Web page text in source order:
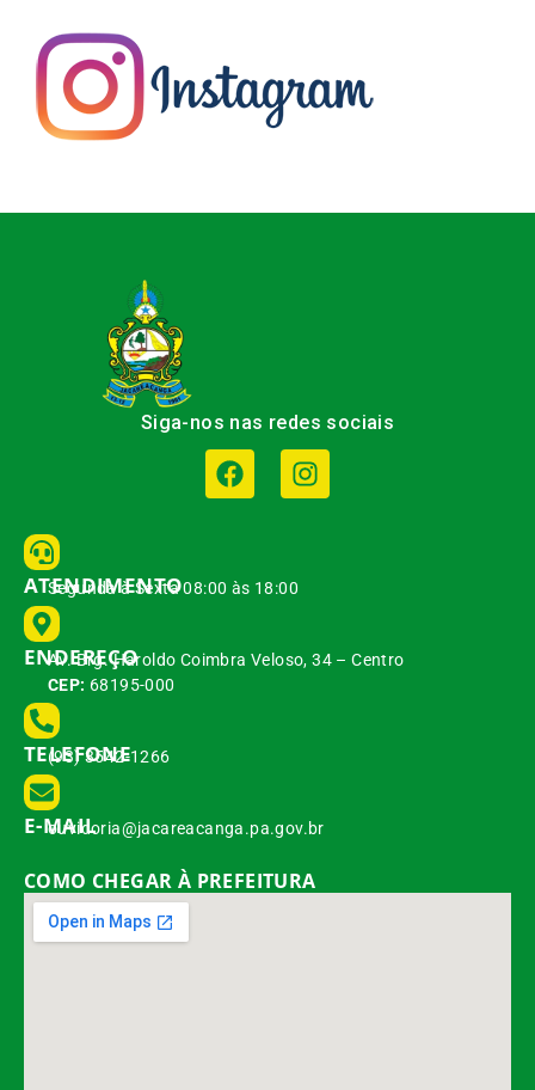
Siga-nos nas redes sociais
ATENDIMENTO
Segunda à Sexta 08:00 às 18:00
ENDEREÇO
Av. Brg. Haroldo Coimbra Veloso, 34 – Centro
CEP: 68195-000
TELEFONE
(93) 3542-1266
E-MAIL
ouvidoria@jacareacanga.pa.gov.br
COMO CHEGAR À PREFEITURA